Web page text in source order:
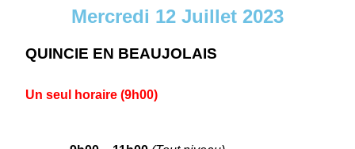
Mercredi 12 Juillet 2023
QUINCIE EN BEAUJOLAIS
Un seul horaire (9h00)